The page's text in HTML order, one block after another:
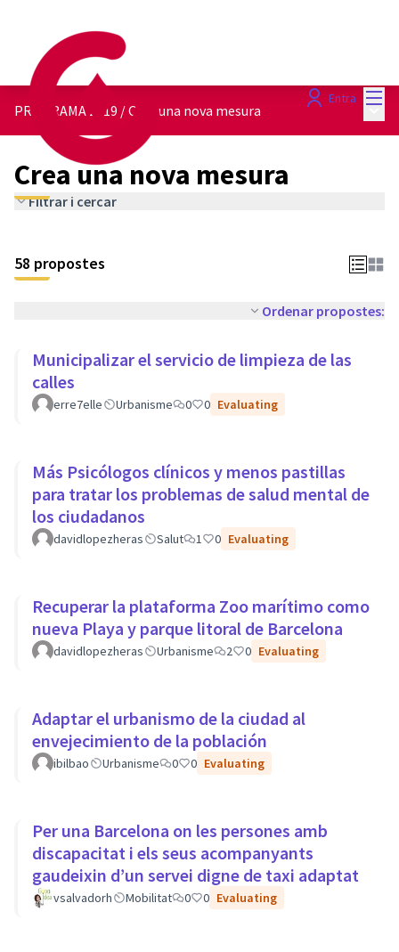
Entra
PROGRAMA 2019 /Crea una nova mesura
Crea una nova mesura
Filtrar i cercar
58 propostes
Ordenar propostes:
Municipalizar el servicio de limpieza de las
calles
erre7elle Urbanisme 0 0 Evaluating
Más Psicólogos clínicos y menos pastillas
para tratar los problemas de salud mental de
los ciudadanos
davidlopezheras Salut 1 0 Evaluating
Recuperar la plataforma Zoo marítimo como
nueva Playa y parque litoral de Barcelona
davidlopezheras Urbanisme 2 0 Evaluating
Adaptar el urbanismo de la ciudad al
envejecimiento de la población
ibilbao Urbanisme 0 0 Evaluating
Per una Barcelona on les persones amb
discapacitat i els seus acompanyants
gaudeixin d’un servei digne de taxi adaptat
vsalvadorh Mobilitat 0 0 Evaluating